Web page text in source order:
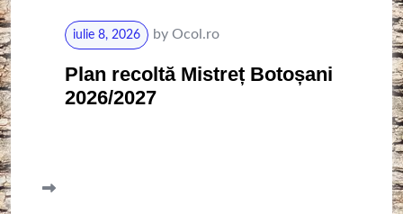
iulie 8, 2026 by Ocol.ro
Plan recoltă Mistreț Botoșani
2026/2027